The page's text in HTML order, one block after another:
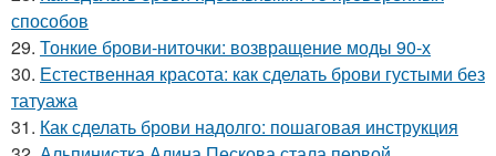
способов
29. Тонкие брови-ниточки: возвращение моды 90-х
30. Естественная красота: как сделать брови густыми без
татуажа
31. Как сделать брови надолго: пошаговая инструкция